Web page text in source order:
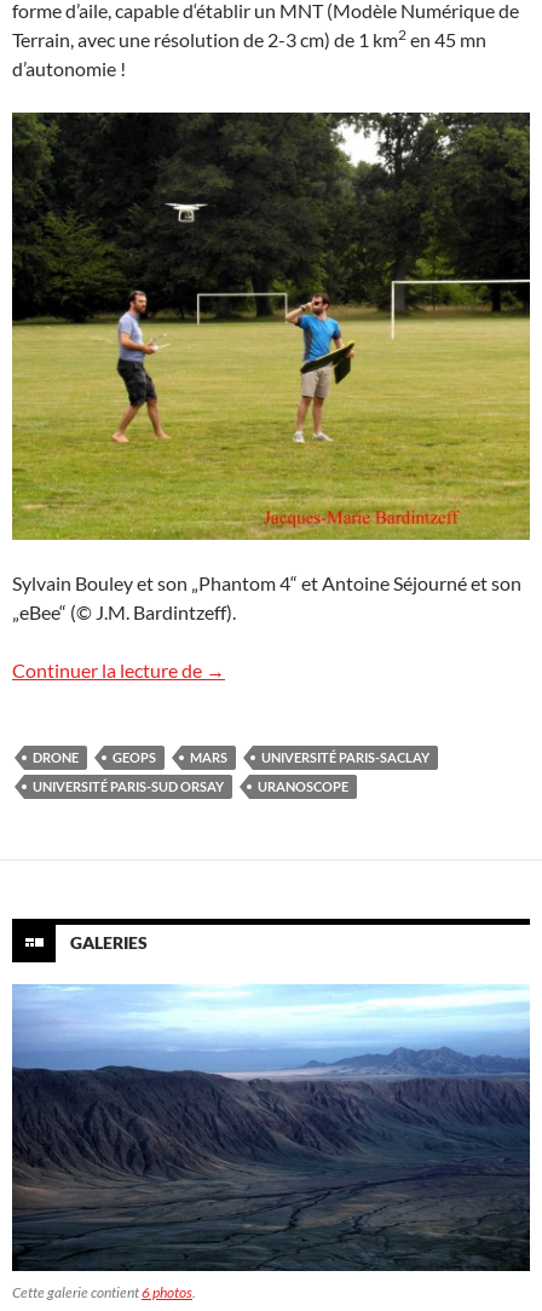
forme d’aile, capable d‘établir un MNT (Modèle Numérique de
Terrain, avec une résolution de 2-3 cm) de 1 km2 en 45 mn
d’autonomie !
Sylvain Bouley et son „Phantom 4“ et Antoine Séjourné et son
„eBee“ (© J.M. Bardintzeff).
Continuer la lecture de Journée scientifique GEOPS
→
DRONE GEOPS MARS
UNIVERSITÉ PARIS-SACLAY
UNIVERSITÉ PARIS-SUD ORSAY
URANOSCOPE
GALERIES
Cette galerie contient6 photos.